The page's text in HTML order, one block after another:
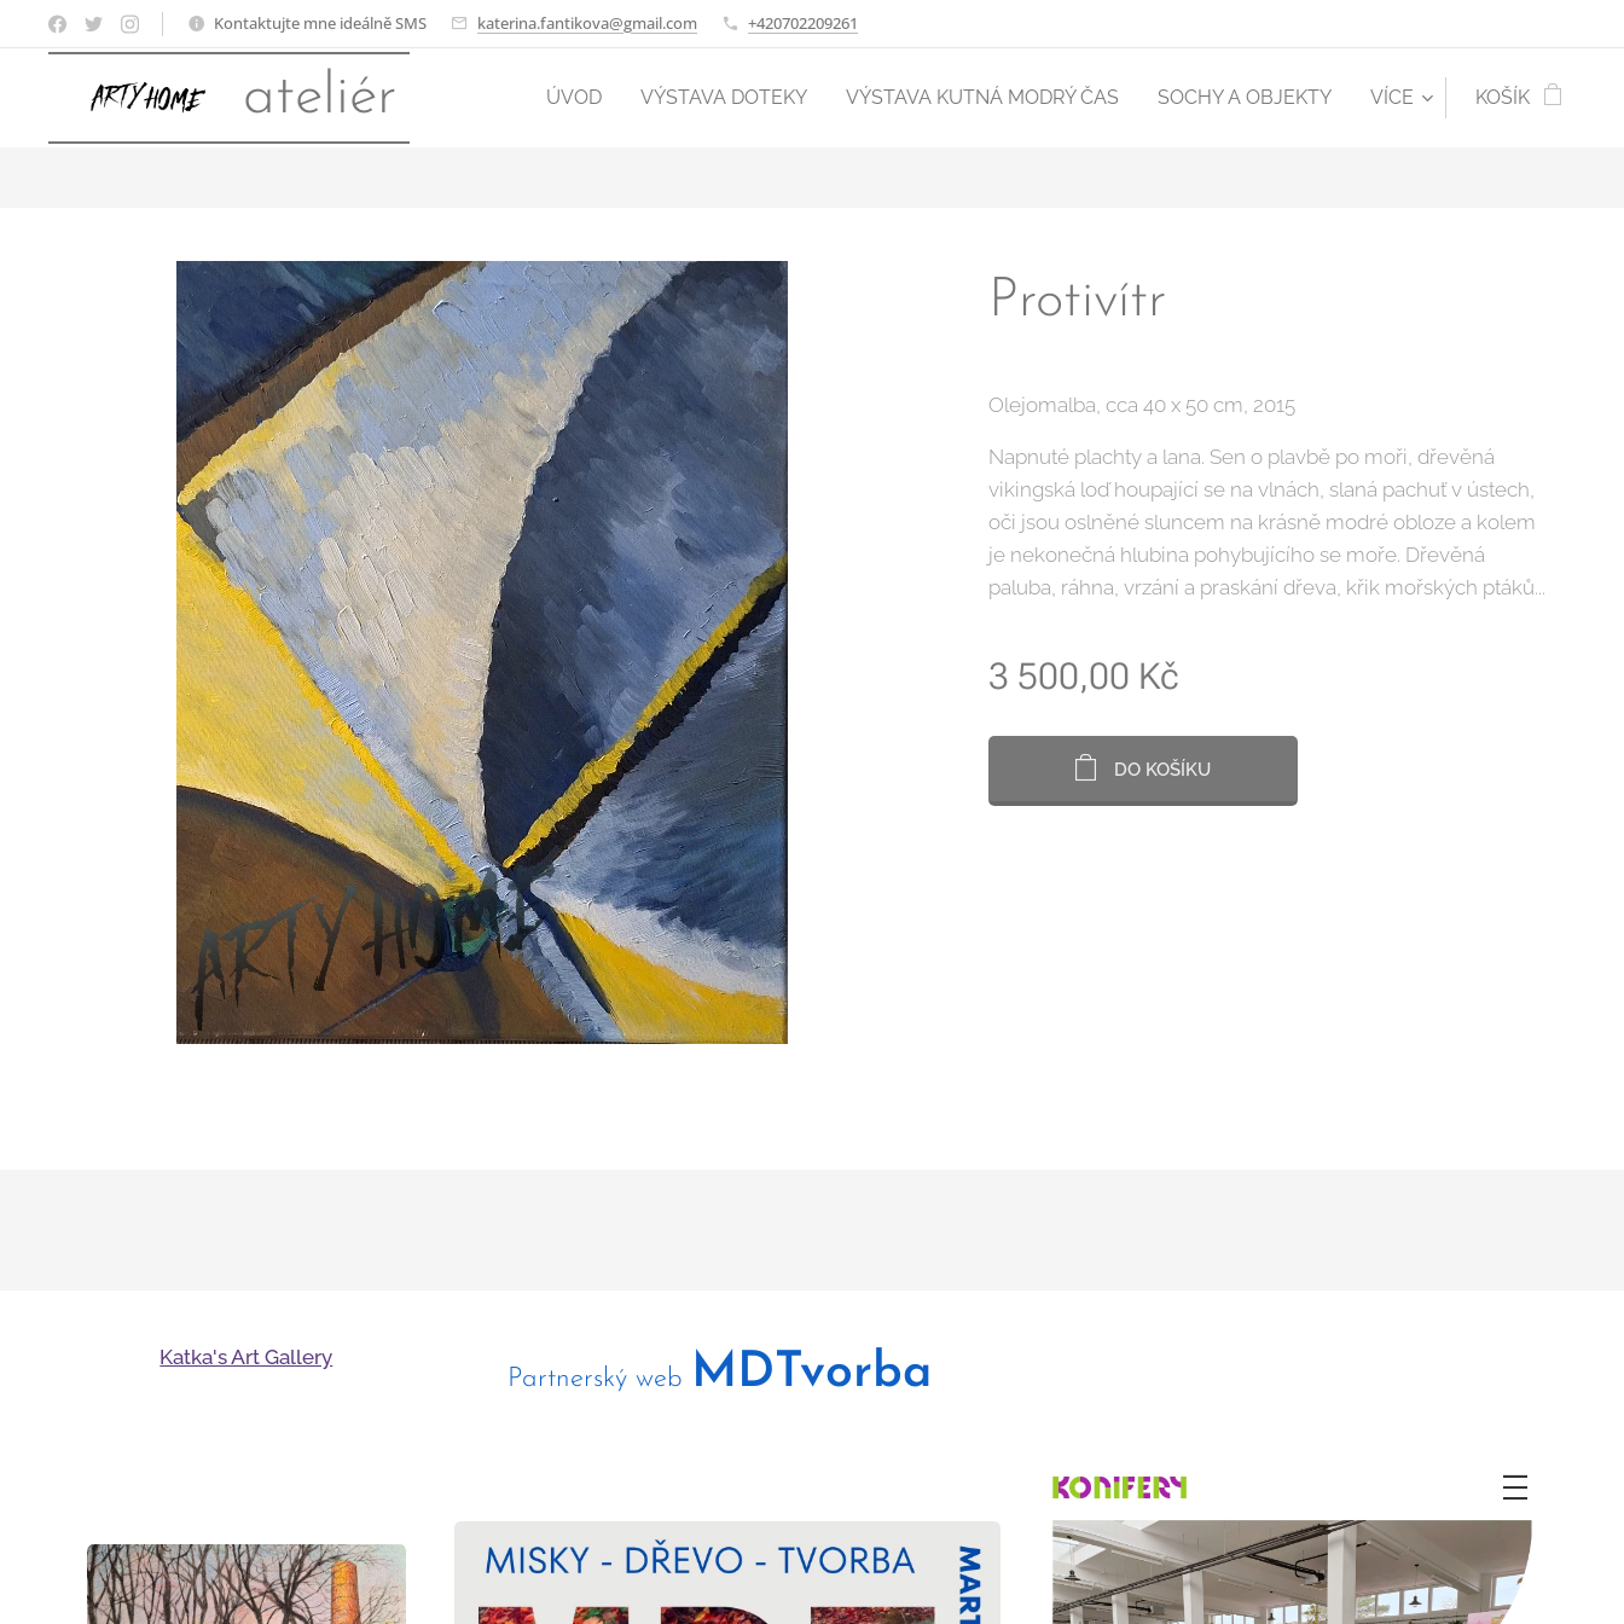
Kontaktujte mne ideálně SMS katerina.fantikova@gmail.com +420702209261
ateliér ÚVOD VÝSTAVA DOTEKY VÝSTAVA KUTNÁ MODRÝ ČAS SOCHY A OBJEKTY VÍCE KOŠÍK
Protivítr
Olejomalba, cca 40 x 50 cm, 2015
Napnuté plachty a lana. Sen o plavbě po moři, dřevěná
vikingská loď houpající se na vlnách, slaná pachuť v ústech,
oči jsou oslněné sluncem na krásně modré obloze a kolem
je nekonečná hlubina pohybujícího se moře. Dřevěná
paluba, ráhna, vrzání a praskání dřeva, křik mořských ptáků...
3 500,00 Kč
DO KOŠÍKU
Katka's Art Gallery
Partnerský web MDTvorba